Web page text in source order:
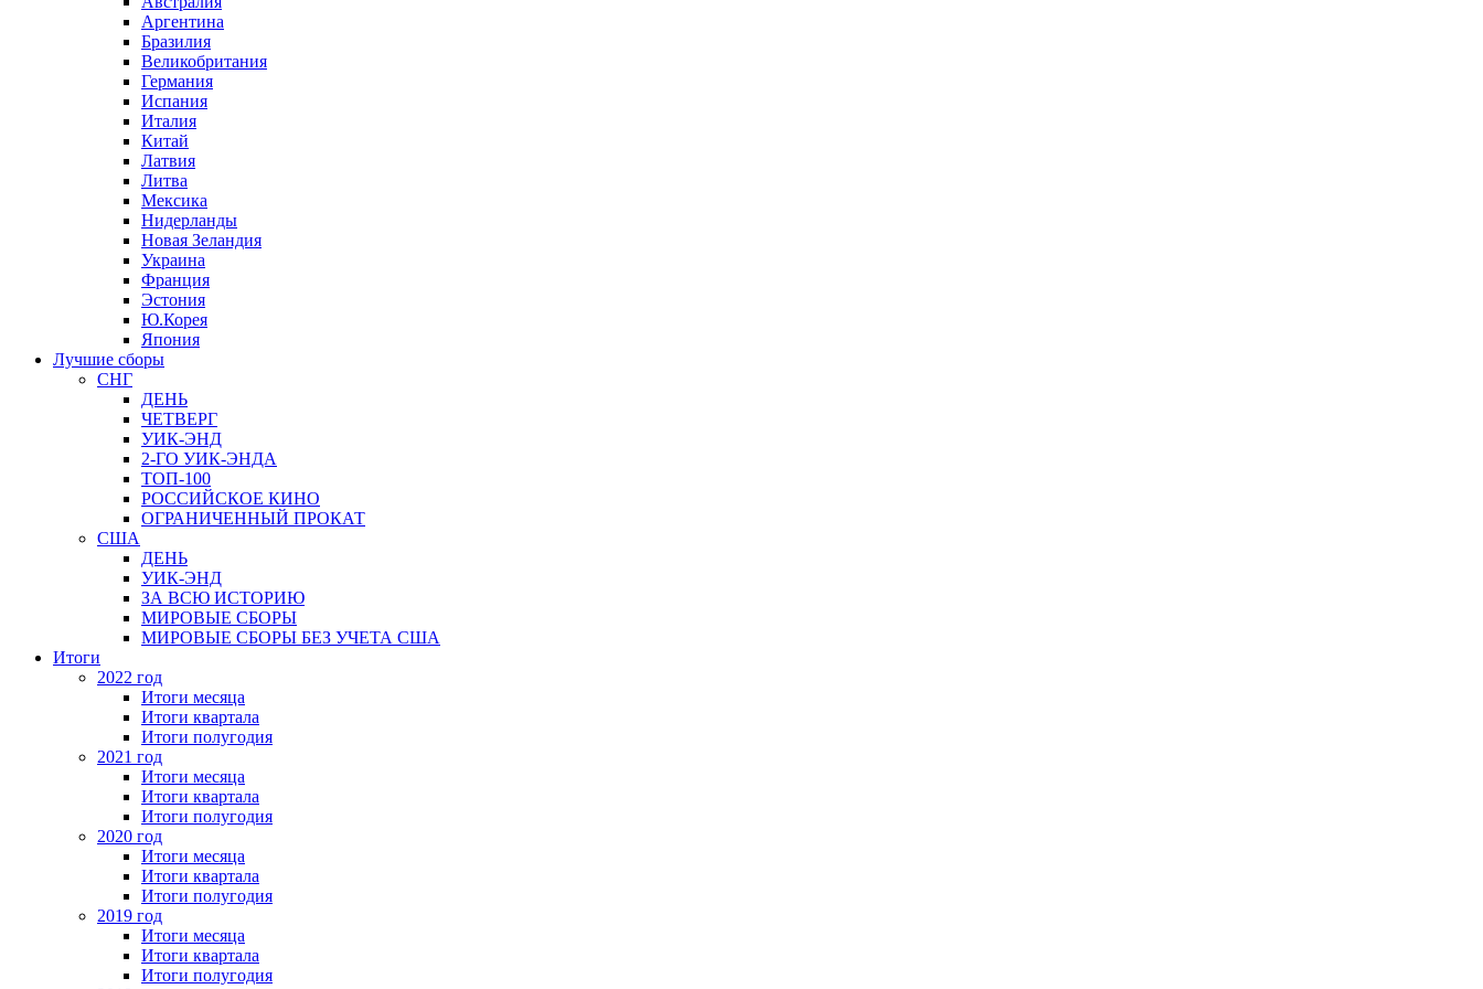
Аргентина
Бразилия
Великобритания
Германия
Испания
Италия
Китай
Латвия
Литва
Мексика
Нидерланды
Новая Зеландия
Украина
Франция
Эстония
Ю.Корея
Япония
Лучшие сборы
СНГ
ДЕНЬ
ЧЕТВЕРГ
УИК-ЭНД
2-ГО УИК-ЭНДА
ТОП-100
РОССИЙСКОЕ КИНО
ОГРАНИЧЕННЫЙ ПРОКАТ
США
ДЕНЬ
УИК-ЭНД
ЗА ВСЮ ИСТОРИЮ
МИРОВЫЕ СБОРЫ
МИРОВЫЕ СБОРЫ БЕЗ УЧЕТА США
Итоги
2022 год
Итоги месяца
Итоги квартала
Итоги полугодия
2021 год
Итоги месяца
Итоги квартала
Итоги полугодия
2020 год
Итоги месяца
Итоги квартала
Итоги полугодия
2019 год
Итоги месяца
Итоги квартала
Итоги полугодия